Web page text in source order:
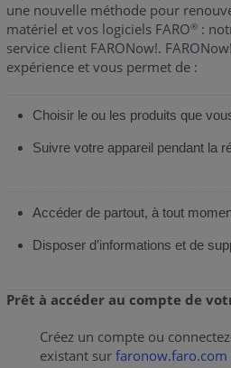
une nouvelle méthode pour
matériel et vos logiciels FARO®:
service client FARONow!.
expérience et vous permet de :
Choisir le ou les produits que
Suivre votre appareil pendant la
Accéder de partout, à tout
Disposer d’informations et de
Prêt à accéder au compte de
Créez un compte ou
existant sur faronow.faro.com